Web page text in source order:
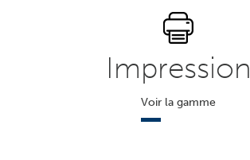
Impression
Voir la gamme